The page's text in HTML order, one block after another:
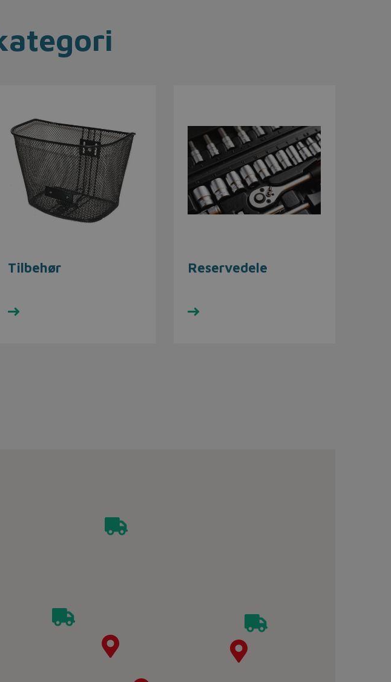
Tilbehør
Se udvalget her
Reservedele
Se udvalget her